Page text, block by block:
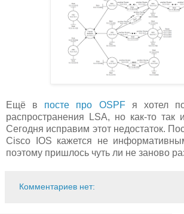
Ещё в посте про OSPFя хотел
распространения LSA, но как-то
Сегодня исправим этот недостаток.
Cisco IOS кажется не
поэтому пришлось чуть ли не заново
Комментариев нет: